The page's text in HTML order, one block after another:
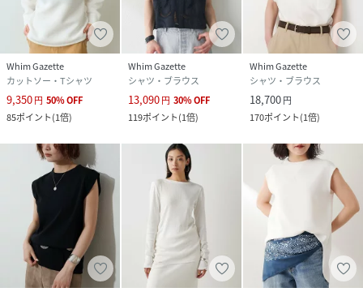
Whim Gazette
カットソー・Tシャツ
9,350円 50%OFF
85ポイント(1倍)
Whim Gazette
シャツ・ブラウス
13,090円 30%OFF
119ポイント(1倍)
Whim Gazette
シャツ・ブラウス
18,700円
170ポイント(1倍)